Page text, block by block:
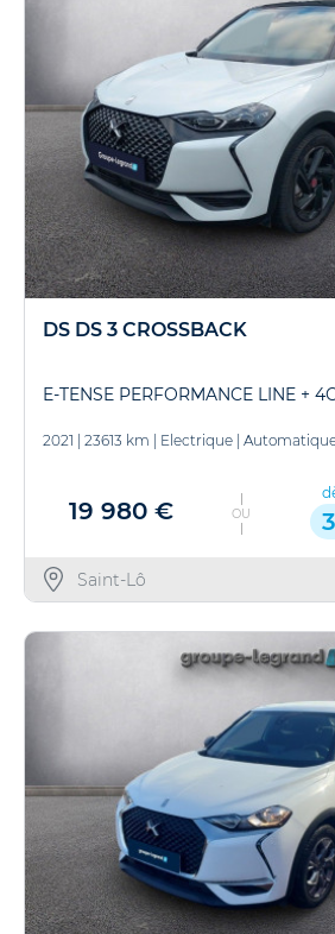
DS DS 3 CROSSBACK
E-TENSE PERFORMANCE LINE +
2021 | 23613 km | Electrique |
19 980 € OU
Saint-Lô